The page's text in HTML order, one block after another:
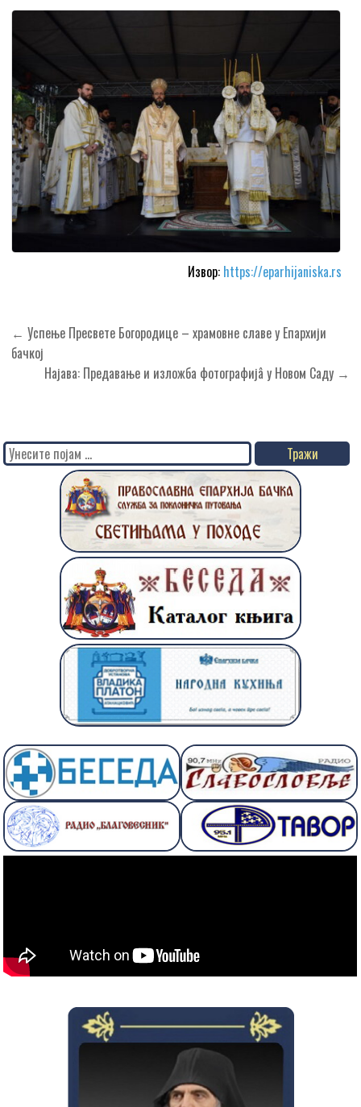
Извор: https://eparhijaniska.rs
Кретање
чланка
← Успење Пресвете Богородице – храмовне славе у Епархији
бачкој
Најава: Предавање и изложба фотографијâ у Новом Саду →
Search
for: